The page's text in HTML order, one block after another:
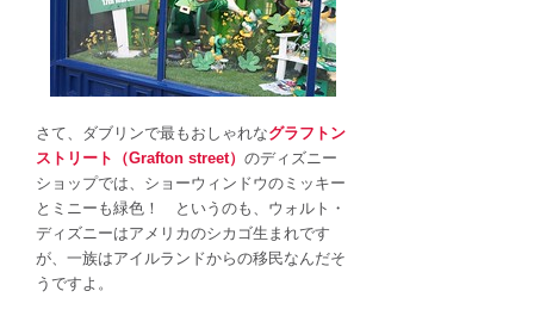
さて、ダブリンで最もおしゃれなグラフトン
ストリート（Grafton street） のディズニー
ショップでは、ショーウィンドウのミッキー
とミニーも緑色！ というのも、ウォルト・
ディズニーはアメリカのシカゴ生まれです
が、一族はアイルランドからの移民なんだそ
うですよ。